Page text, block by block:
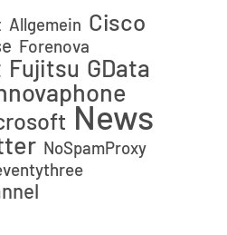
Allgemein Cisco
Forenova
Fujitsu GData
News
NoSpamProxy